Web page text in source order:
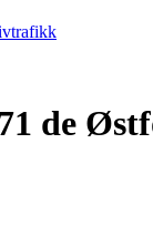
de